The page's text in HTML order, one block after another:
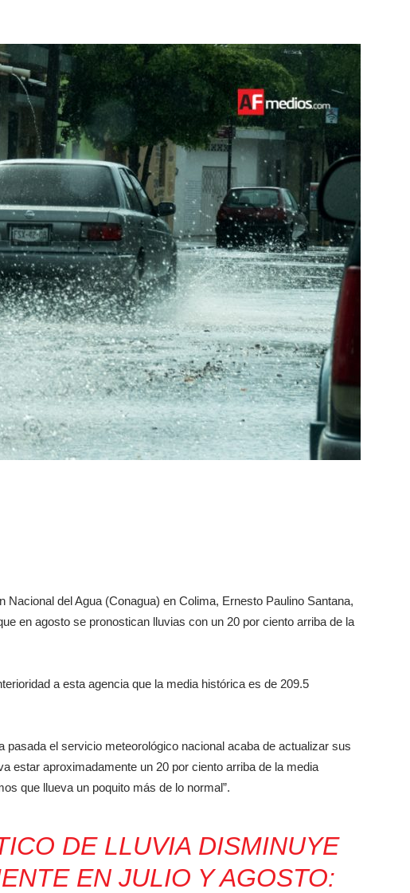
Nacional del Agua (Conagua) en Colima, Ernesto Paulino Santana,
en agosto se pronostican lluvias con un 20 por ciento arriba de la
a esta agencia que la media histórica es de 209.5
pasada el servicio meteorológico nacional acaba de actualizar sus
estar aproximadamente un 20 por ciento arriba de la media
que llueva un poquito más de lo normal”.
DE LLUVIA DISMINUYE
EN JULIO Y AGOSTO: